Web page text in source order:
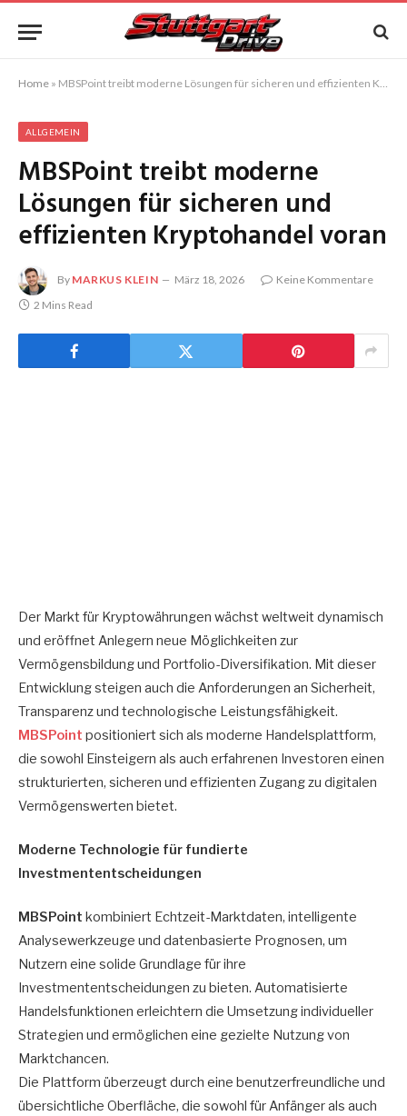
Home » MBSPoint treibt moderne Lösungen für sicheren und effizienten Kryptohandel voran
ALLGEMEIN
MBSPoint treibt moderne
Lösungen für sicheren und
effizienten Kryptohandel voran
By MARKUS KLEIN März 18, 2026
Keine Kommentare
2 Mins Read
Der Markt für Kryptowährungen wächst weltweit dynamisch
und eröffnet Anlegern neue Möglichkeiten zur
Vermögensbildung und Portfolio-Diversifikation. Mit dieser
Entwicklung steigen auch die Anforderungen an Sicherheit,
Transparenz und technologische Leistungsfähigkeit.
MBSPoint positioniert sich als moderne Handelsplattform,
die sowohl Einsteigern als auch erfahrenen Investoren einen
strukturierten, sicheren und effizienten Zugang zu digitalen
Vermögenswerten bietet.
Moderne Technologie für fundierte
Investmententscheidungen
MBSPoint kombiniert Echtzeit-Marktdaten, intelligente
Analysewerkzeuge und datenbasierte Prognosen, um
Nutzern eine solide Grundlage für ihre
Investmententscheidungen zu bieten. Automatisierte
Handelsfunktionen erleichtern die Umsetzung individueller
Strategien und ermöglichen eine gezielte Nutzung von
Marktchancen.
Die Plattform überzeugt durch eine benutzerfreundliche und
übersichtliche Oberfläche, die sowohl für Anfänger als auch